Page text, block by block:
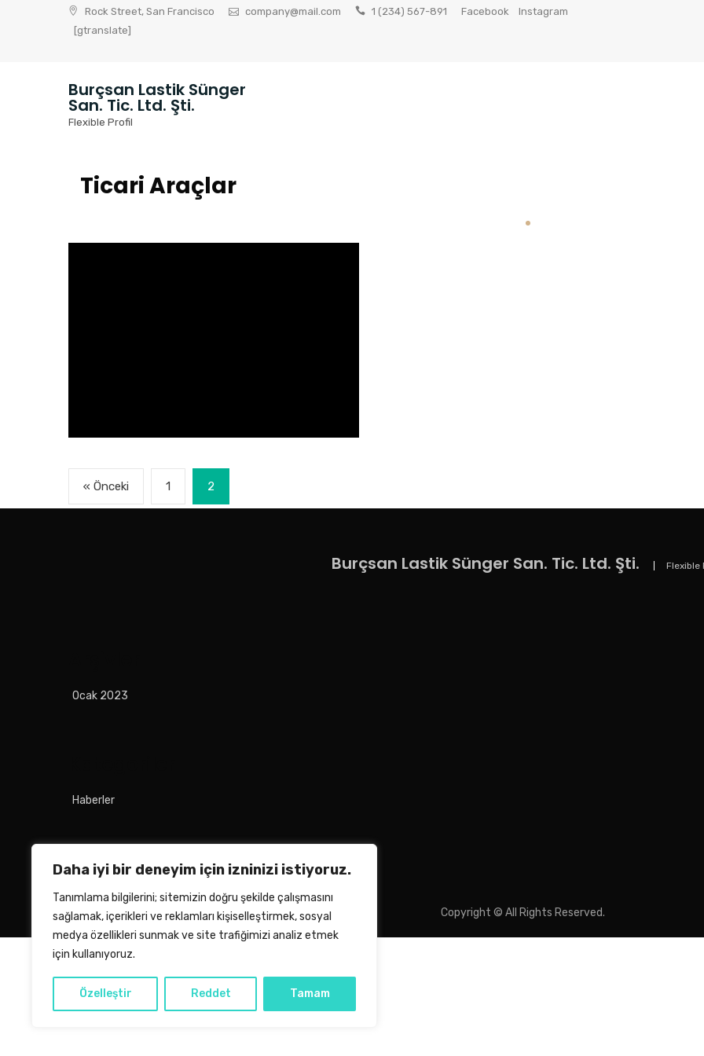
Daha iyi bir deneyim için izninizi istiyoruz.
Tanımlama bilgilerini; sitemizin doğru şekilde çalışmasını
sağlamak, içerikleri ve reklamları kişiselleştirmek, sosyal
medya özellikleri sunmak ve site trafiğimizi analiz etmek
için kullanıyoruz.
Özelleştir Reddet Tamam
Rock Street, San Francisco company@mail.com 1 (234) 567-891 Facebook
Instagram
[gtranslate]
Burçsan Lastik Sünger
San. Tic. Ltd. Şti.
Flexible Profil
Ticari Araçlar
« Önceki 1 2
Burçsan Lastik Sünger San. Tic. Ltd. Şti. Flexible
Ocak 2023
Haberler
Copyright © All Rights Reserved.